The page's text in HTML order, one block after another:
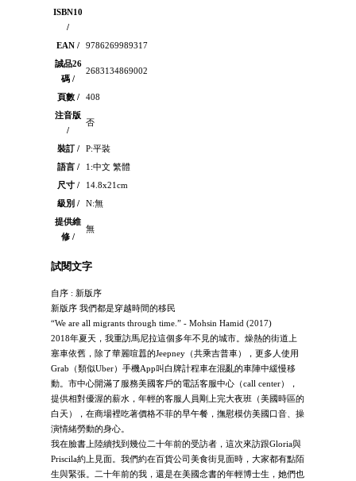
ISBN10
/
EAN /
9786269989317
誠品26
碼 /
2683134869002
頁數 /
408
注音版
/
否
裝訂 /
P:平裝
語言 /
1:中文 繁體
尺寸 /
14.8x21cm
級別 /
N:無
提供維
修 /
無
試閱文字
自序 : 新版序
新版序 我們都是穿越時間的移民
“We are all migrants through time.” - Mohsin Hamid (2017)
2018年夏天，我重訪馬尼拉這個多年不見的城市。燥熱的街道上
塞車依舊，除了華麗喧囂的Jeepney（共乘吉普車），更多人使用
Grab（類似Uber）手機App叫白牌計程車在混亂的車陣中緩慢移
動。市中心開滿了服務美國客戶的電話客服中心（call center），
提供相對優渥的薪水，年輕的客服人員剛上完大夜班（美國時區的
白天），在商場裡吃著價格不菲的早午餐，撫慰模仿美國口音、操
演情緒勞動的身心。
我在臉書上陸續找到幾位二十年前的受訪者，這次來訪跟Gloria與
Priscila約上見面。我們約在百貨公司美食街見面時，大家都有點陌
生與緊張。二十年前的我，還是在美國念書的年輕博士生，她們也